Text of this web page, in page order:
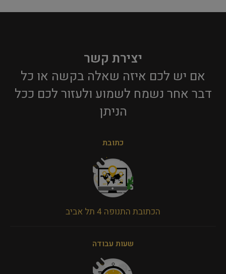
יצירת קשר
אם יש לכם איזה שאלה בקשה או כל
דבר אחר נשמח לשמוע ולעזור לכם ככל
הניתן​
כתובת
הכתובת התנופה 4 תל אביב
שעות עבודה